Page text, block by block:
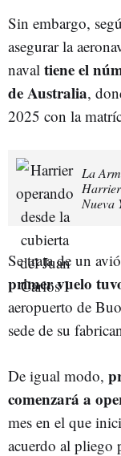
Sin embargo,
asegurar la
naval tiene el
de Australia,
2025 con la
La
Harrier
Nueva
Se trata de un
primer vuelo
aeropuerto de
sede de su
De igual modo,
comenzará a
mes en el que
acuerdo al pliego